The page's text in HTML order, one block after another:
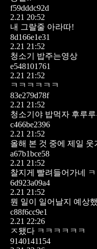
f59dddc92d
2.21 20:52
내 그랄줄 아라따!
8d166e1e31
2.21 21:52
청소기 밥주는영상
e548101761
2.21 21:52
ㅋㅋㅋㅋㅋㅋ
83e279d78f
2.21 21:52
청소기야 밥먹자 후루
c466be2396
2.21 21:52
올해 본 것 중에 제일 웃
a67b1bce58
2.21 21:52
찰지게 빨려들어가네 ㅋ
6d923a09a4
2.21 21:52
뭔 일이 일어날지 예상
c88f6cc9e1
2.21 22:26
ㅈ됐다 ㅋㅋㅋㅋㅋㅋ
9140141154